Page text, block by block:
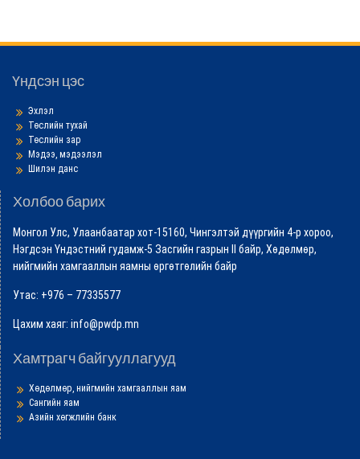
Үндсэн цэс
Эхлэл
Төслийн тухай
Төслийн зар
Мэдээ, мэдээлэл
Шилэн данс
Холбоо барих
Монгол Улс, Улаанбаатар хот-15160, Чингэлтэй дүүргийн 4-р хороо,
Нэгдсэн Үндэстний гудамж-5 Засгийн газрын II байр, Хөдөлмөр,
нийгмийн хамгааллын яамны өргөтгөлийн байр
Утас: +976 – 77335577
Цахим хаяг: info@pwdp.mn
Хамтрагч байгууллагууд
Хөдөлмөр, нийгмийн хамгааллын яам
Сангийн яам
Азийн хөгжлийн банк